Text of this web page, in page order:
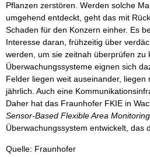
Pflanzen zerstören. Werden solche
umgehend entdeckt, geht das mit
Schaden für den Konzern einher. Es
Interesse daran, frühzeitig über
werden, um sie zeitnah überprüfen zu
Überwachungssysteme eignen sich
Felder liegen weit auseinander, liegen
jährlich. Auch eine
Daher hat das Fraunhofer FKIE in
Sensor-Based Flexible Area Monitoring
Überwachungssystem entwickelt, das
Quelle: Fraunhofer